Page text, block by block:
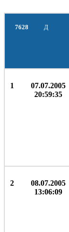
7628 Д
1
07.07.2005
20:59:35
2
08.07.2005
13:06:09